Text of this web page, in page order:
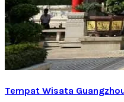
Tempat Wisata